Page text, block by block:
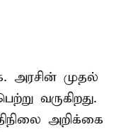
அரசின் முதல்
வருகிறது.
அறிக்கை